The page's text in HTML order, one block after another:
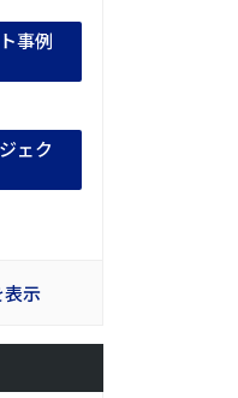
事例
ェク
示